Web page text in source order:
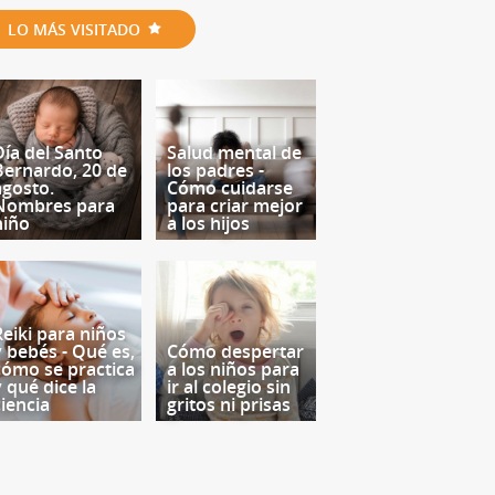
LO MÁS VISITADO
del Santo
20 de
para
Salud mental de
los padres -
Cómo cuidarse
para criar mejor
a los hijos
para niños
bebés - Qué es,
se practica
qué dice la
Cómo despertar
a los niños para
ir al colegio sin
gritos ni prisas